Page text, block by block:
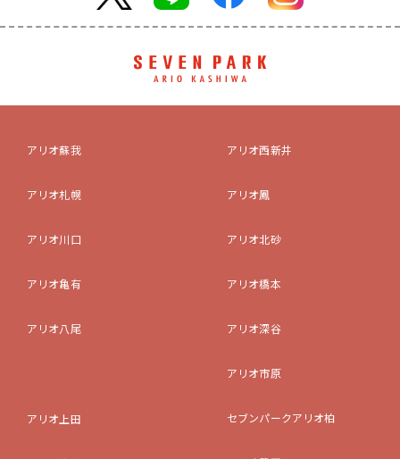
アリオ蘇我
アリオ札幌
アリオ川口
アリオ亀有
アリオ八尾
アリオ上田
アリオ西新井
アリオ鳳
アリオ北砂
アリオ橋本
アリオ深谷
アリオ市原
セブンパークアリオ柏